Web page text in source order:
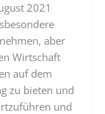
2021
aber
Wirtschaft
auf dem
zu bieten und
und